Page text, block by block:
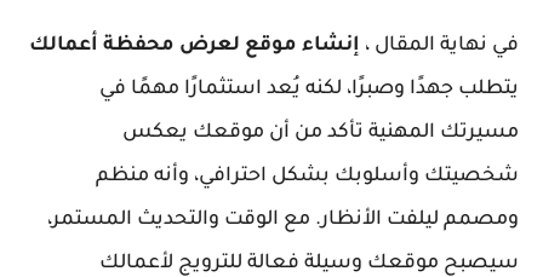
في نهاية المقال ، إنشاء موقع لعرض محفظة أعمالك
يتطلب جهدًا وصبرًا، لكنه يُعد استثمارًا مهمًا في
مسيرتك المهنية تأكد من أن موقعك يعكس
شخصيتك وأسلوبك بشكل احترافي، وأنه منظم
ومصمم ليلفت الأنظار. مع الوقت والتحديث المستمر،
سيصبح موقعك وسيلة فعالة للترويج لأعمالك